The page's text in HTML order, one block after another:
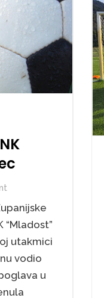
“Mladost”
utakmici
vodio
u